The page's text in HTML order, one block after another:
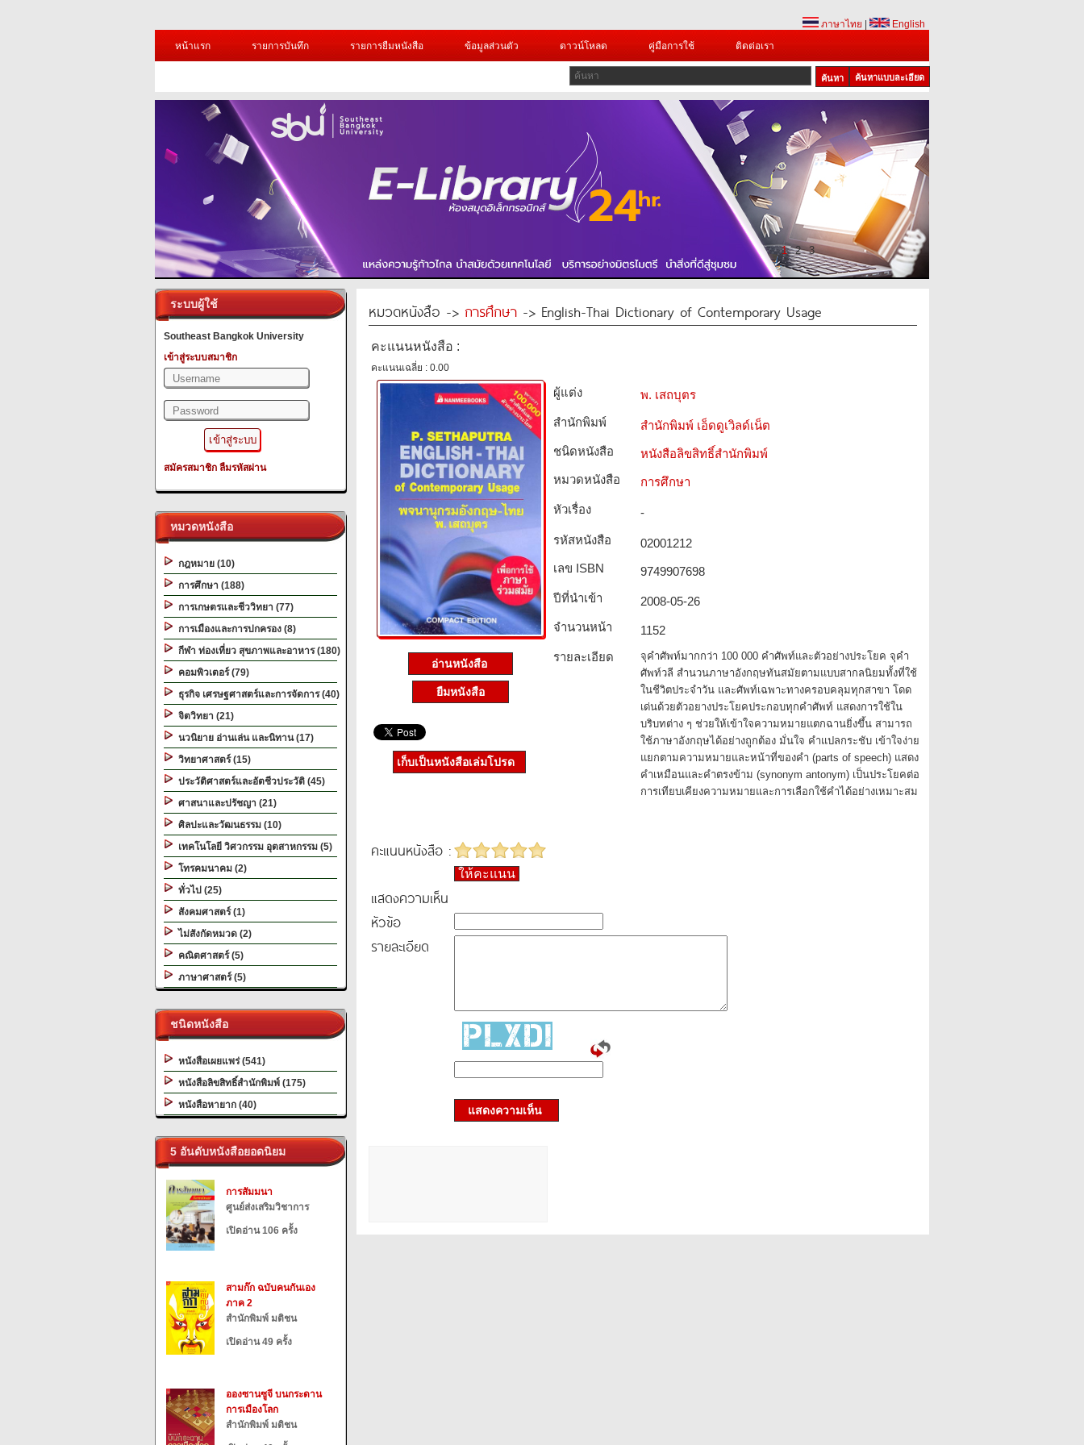
ภาษาไทย
English
หน้าแรก
รายการบันทึก รายการยืมหนังสือ ข้อมูลส่วนตัว ดาวน์โหลด คู่มือการใช้ ติดต่อเรา
ค้นหาแบบละเอียด
1 2 3
ระบบผู้ใช้
Southeast Bangkok University
เข้าสู่ระบบสมาชิก
สมัครสมาชิก ลืมรหัสผ่าน
หมวดหนังสือ
กฎหมาย (10)
การศึกษา (188)
การเกษตรและชีววิทยา (77)
การเมืองและการปกครอง (8)
กีฬา ท่องเที่ยว สุขภาพและอาหาร (180)
คอมพิวเตอร์ (79)
ธุรกิจ เศรษฐศาสตร์และการจัดการ (40)
จิตวิทยา (21)
นวนิยาย อ่านเล่น และนิทาน (17)
วิทยาศาสตร์ (15)
ประวัติศาสตร์และอัตชีวประวัติ (45)
ศาสนาและปรัชญา (21)
ศิลปะและวัฒนธรรม (10)
เทคโนโลยี วิศวกรรม อุตสาหกรรม (5)
โทรคมนาคม (2)
ทั่วไป (25)
สังคมศาสตร์ (1)
ไม่สังกัดหมวด (2)
คณิตศาสตร์ (5)
ภาษาศาสตร์ (5)
ชนิดหนังสือ
หนังสือเผยแพร่ (541)
หนังสือลิขสิทธิ์สำนักพิมพ์ (175)
หนังสือหายาก (40)
5 อันดับหนังสือยอดนิยม
การสัมมนา
ศูนย์ส่งเสริมวิชาการ
เปิดอ่าน 106 ครั้ง
สามก๊ก ฉบับคนกันเอง
ภาค 2
สำนักพิมพ์ มติชน
เปิดอ่าน 49 ครั้ง
อองซานซูจี บนกระดาน
การเมืองโลก
สำนักพิมพ์ มติชน
หมวดหนังสือ -> การศึกษา -> English-Thai Dictionary of Contemporary Usage
คะแนนหนังสือ :
คะแนนเฉลี่ย : 0.00
อ่านหนังสือ
ยืมหนังสือ
ผู้แต่ง
พ. เสถบุตร
สำนักพิมพ์
สำนักพิมพ์ เอ็ดดูเวิลด์เน็ต
ชนิดหนังสือ­
หนังสือลิขสิทธิ์สำนักพิมพ์
หมวดหนังสือ­
การศึกษา
หัวเรื่อง
-
รหัสหนังสือ­
02001212
เลข ISBN
9749907698
ปีที่นำเข้า
2008-05-26
จำนวนหน้า
1152
รายละเอียด
จุคำศัพท์มากกว่า 100 000 คำศัพท์และตัวอย่างประโยค จุคำ
ศัพท์วลี สำนวนภาษาอังกฤษทันสมัยตามแบบสากลนิยมทั้งที่ใช้
ในชีวิตประจำวัน และศัพท์เฉพาะทางครอบคลุมทุกสาขา โดด
เด่นด้วยตัวอยางประโยคประกอบทุกคำศัพท์ แสดงการใช้ใน
บริบทต่าง ๆ ช่วยให้เข้าใจความหมายแตกฉานยิ่งขึ้น สามารถ
ใช้ภาษาอังกฤษได้อย่างถูกต้อง มั่นใจ คำแปลกระชับ เข้าใจง่าย
แยกตามความหมายและหน้าที่ของคำ (parts of speech) แสดง
คำเหมือนและคำตรงข้าม (synonym antonym) เป็นประโยคต่อ
การเทียบเคียงความหมายและการเลือกใช้คำได้อย่างเหมาะสม
เก็บเป็นหนังสือเล่มโปรด
คะแนนหนังสือ :
ให้คะแนน
แสดงความเห็น
หัวข้อ
รายละเอียด
แสดงความเห็น